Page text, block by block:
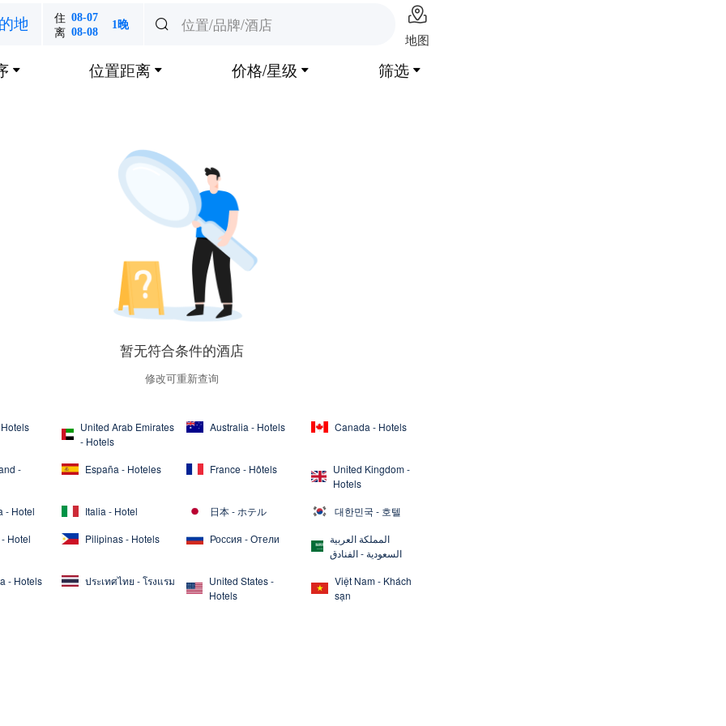
地 住 08-07
离 08-08
1晚  位置/品牌/酒店 
地图
 位置距离  价格/星级  筛选
暂无符合条件的酒店
修改可重新查询
United Arab Emirates
- Hotels
Australia - Hotels Canada - Hotels
-
España - Hoteles France - Hôtels
United Kingdom -
Hotels
- Hotel
Italia - Hotel 日本 - ホテル
대한민국 - 호텔
Hotel
Pilipinas - Hotels Россия - Отели
المملكة العربية
السعودية - الفنادق
- Hotels
ประเทศไทย - โรงแรม
United States -
Hotels
Việt Nam - Khách
sạn